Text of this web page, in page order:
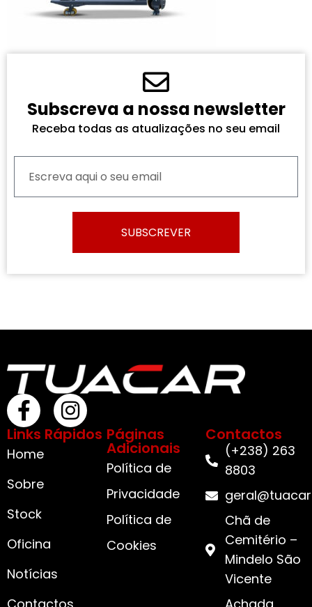
Subscreva a nossa newsletter
Receba todas as atualizações no seu email
SUBSCREVER
Links Rápidos
Home
Sobre
Stock
Oficina
Notícias
Páginas
Adicionais
Política de
Privacidade
Política de
Cookies
Contactos
(+238) 263
8803
Chã de
Cemitério –
Mindelo São
Vicente